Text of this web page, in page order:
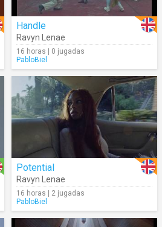
Handle
Ravyn Lenae
16 horas | 0 jugadas
PabloBiel
Potential
Ravyn Lenae
16 horas | 2 jugadas
PabloBiel